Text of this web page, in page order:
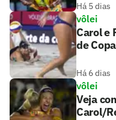
Há 5 dias
vôlei
Carol e
de
Há 6 dias
vôlei
Veja
Carol/